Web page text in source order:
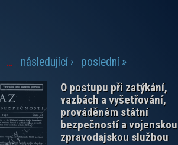
… následující ›
poslední »
O postupu při zatýkání,
vazbách a vyšetřování,
prováděném státní
bezpečností a vojenskou
zpravodajskou službou